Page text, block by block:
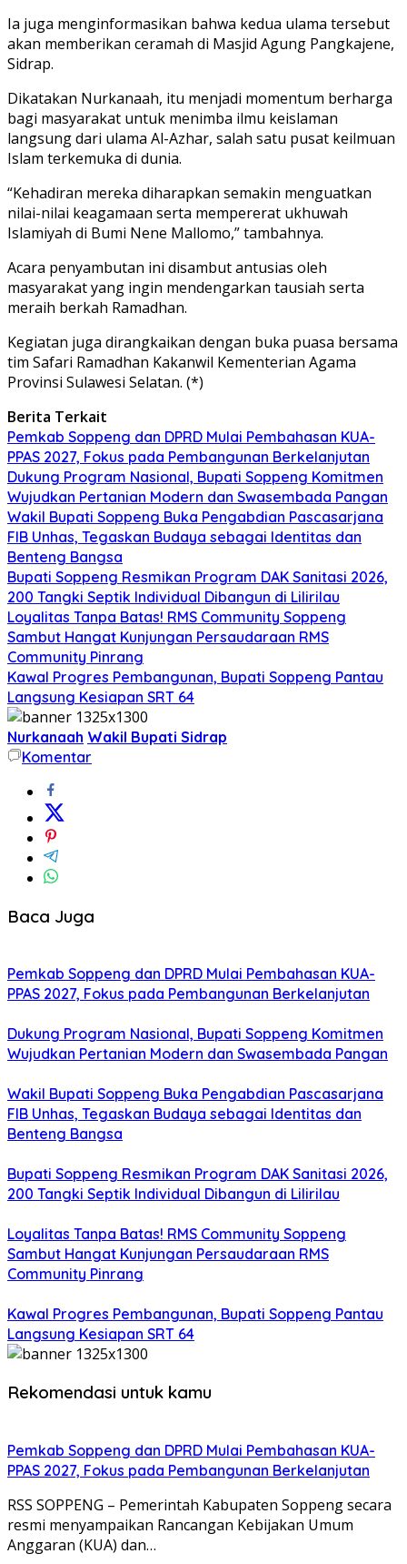
Ia juga menginformasikan bahwa kedua ulama tersebut
akan memberikan ceramah di Masjid Agung Pangkajene,
Sidrap.
Dikatakan Nurkanaah, itu menjadi momentum berharga
bagi masyarakat untuk menimba ilmu keislaman
langsung dari ulama Al-Azhar, salah satu pusat keilmuan
Islam terkemuka di dunia.
“Kehadiran mereka diharapkan semakin menguatkan
nilai-nilai keagamaan serta mempererat ukhuwah
Islamiyah di Bumi Nene Mallomo,” tambahnya.
Acara penyambutan ini disambut antusias oleh
masyarakat yang ingin mendengarkan tausiah serta
meraih berkah Ramadhan.
Kegiatan juga dirangkaikan dengan buka puasa bersama
tim Safari Ramadhan Kakanwil Kementerian Agama
Provinsi Sulawesi Selatan. (*)
Berita Terkait
Pemkab Soppeng dan DPRD Mulai Pembahasan KUA-
PPAS 2027, Fokus pada Pembangunan Berkelanjutan
Dukung Program Nasional, Bupati Soppeng Komitmen
Wujudkan Pertanian Modern dan Swasembada Pangan
Wakil Bupati Soppeng Buka Pengabdian Pascasarjana
FIB Unhas, Tegaskan Budaya sebagai Identitas dan
Benteng Bangsa
Bupati Soppeng Resmikan Program DAK Sanitasi 2026,
200 Tangki Septik Individual Dibangun di Lilirilau
Loyalitas Tanpa Batas! RMS Community Soppeng
Sambut Hangat Kunjungan Persaudaraan RMS
Community Pinrang
Kawal Progres Pembangunan, Bupati Soppeng Pantau
Langsung Kesiapan SRT 64
Nurkanaah Wakil Bupati Sidrap
Komentar
Baca Juga
Pemkab Soppeng dan DPRD Mulai Pembahasan KUA-
PPAS 2027, Fokus pada Pembangunan Berkelanjutan
Dukung Program Nasional, Bupati Soppeng Komitmen
Wujudkan Pertanian Modern dan Swasembada Pangan
Wakil Bupati Soppeng Buka Pengabdian Pascasarjana
FIB Unhas, Tegaskan Budaya sebagai Identitas dan
Benteng Bangsa
Bupati Soppeng Resmikan Program DAK Sanitasi 2026,
200 Tangki Septik Individual Dibangun di Lilirilau
Loyalitas Tanpa Batas! RMS Community Soppeng
Sambut Hangat Kunjungan Persaudaraan RMS
Community Pinrang
Kawal Progres Pembangunan, Bupati Soppeng Pantau
Langsung Kesiapan SRT 64
Rekomendasi untuk kamu
Pemkab Soppeng dan DPRD Mulai Pembahasan KUA-
PPAS 2027, Fokus pada Pembangunan Berkelanjutan
RSS SOPPENG – Pemerintah Kabupaten Soppeng secara
resmi menyampaikan Rancangan Kebijakan Umum
Anggaran (KUA) dan…